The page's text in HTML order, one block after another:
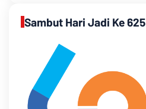
Sambut Hari Jadi Ke 625